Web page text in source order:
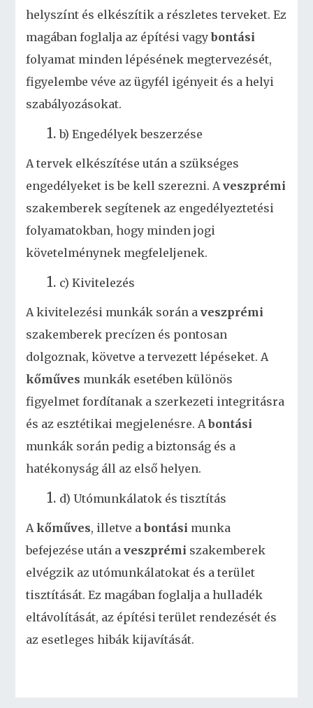
helyszínt és elkészítik a részletes terveket. Ez
magában foglalja az építési vagybontási
folyamat minden lépésének megtervezését,
figyelembe véve az ügyfél igényeit és a helyi
szabályozásokat.
b) Engedélyek beszerzése
A tervek elkészítése után a szükséges
engedélyeket is be kell szerezni. Aveszprémi
szakemberek segítenek az engedélyeztetési
folyamatokban, hogy minden jogi
követelménynek megfeleljenek.
c) Kivitelezés
A kivitelezési munkák során aveszprémi
szakemberek precízen és pontosan
dolgoznak, követve a tervezett lépéseket. A
kőműves munkák esetében különös
figyelmet fordítanak a szerkezeti integritásra
és az esztétikai megjelenésre. Abontási
munkák során pedig a biztonság és a
hatékonyság áll az első helyen.
d) Utómunkálatok és tisztítás
Akőműves, illetve abontási munka
befejezése után aveszprémi szakemberek
elvégzik az utómunkálatokat és a terület
tisztítását. Ez magában foglalja a hulladék
eltávolítását, az építési terület rendezését és
az esetleges hibák kijavítását.